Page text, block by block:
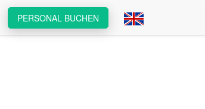
PERSONAL BUCHEN